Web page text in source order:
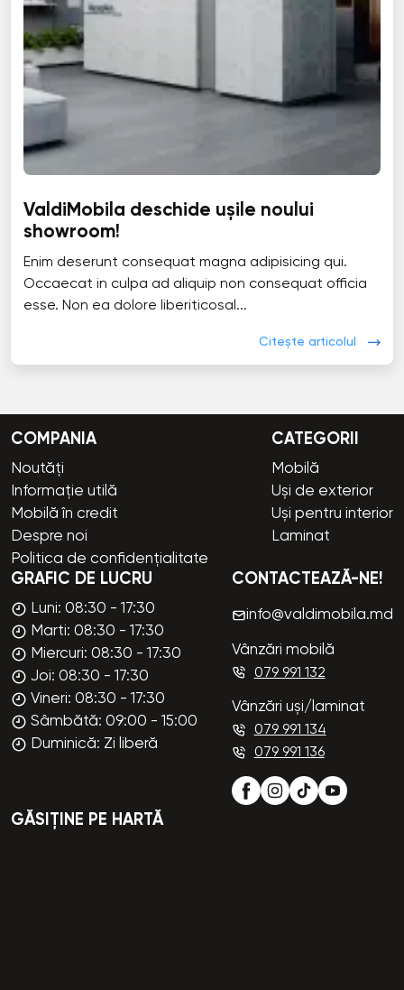
ValdiMobila deschide ușile noului
showroom!
Enim deserunt consequat magna adipisicing qui.
Occaecat in culpa ad aliquip non consequat officia
esse. Non ea dolore liberiticosal...
Citește articolul
COMPANIA
Noutăți
Informație utilă
Mobilă în credit
Despre noi
Politica de confidențialitate
CATEGORII
Mobilă
Uși de exterior
Uși pentru interior
Laminat
GRAFIC DE LUCRU
Luni: 08:30 - 17:30
Marti: 08:30 - 17:30
Miercuri: 08:30 - 17:30
Joi: 08:30 - 17:30
Vineri: 08:30 - 17:30
Sâmbătă: 09:00 - 15:00
Duminică: Zi liberă
CONTACTEAZĂ-NE!
info@valdimobila.md
Vânzări mobilă
079 991 132
Vânzări uși/laminat
079 991 134
079 991 136
GĂSIȚINE PE HARTĂ